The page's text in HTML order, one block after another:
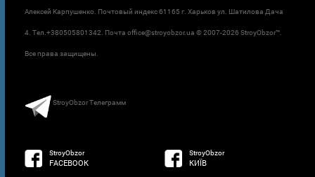
Алексей Карпушенко. Почтовый индекс 61165 г. Харьков ул. Шатилова Дача
4. Тел.+380505801342. Почта office@stroyobzor.ua © 2007-2026 StroyObzor™.
Все права защищены.
StroyObzor Телеграмм
StroyObzor
FACEBOOK
StroyObzor
КИЇВ